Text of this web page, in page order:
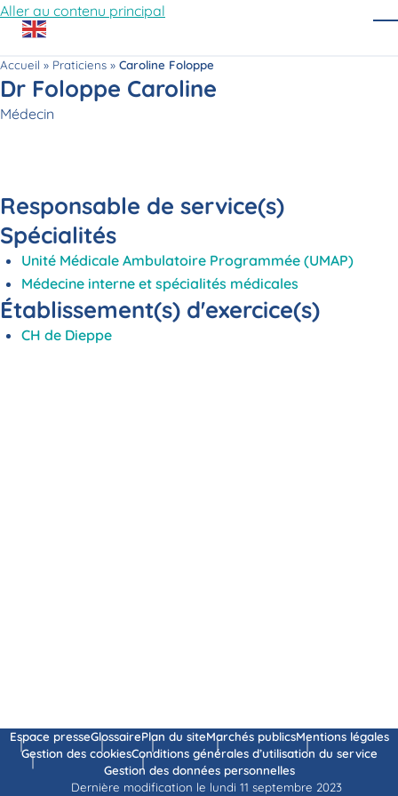
Aller au contenu principal
Accueil » Praticiens » Caroline Foloppe
Dr Foloppe Caroline
Fonction
Médecin
Responsable de service(s)
Spécialités
Unité Médicale Ambulatoire Programmée (UMAP)
Médecine interne et spécialités médicales
Établissement(s) d'exercice(s)
CH de Dieppe
Espace presseGlossairePlan du siteMarchés publicsMentions légales
Gestion des cookiesConditions générales d’utilisation du service
Gestion des données personnelles
Dernière modification le lundi 11 septembre 2023